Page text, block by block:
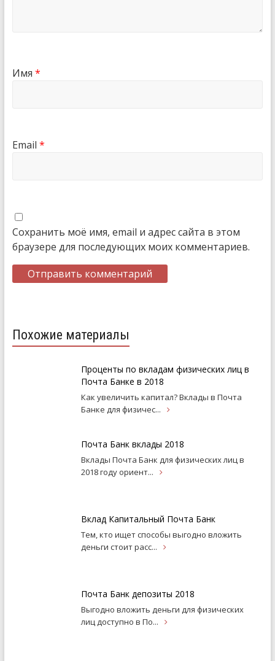
Имя *
Email *
Сохранить моё имя, email и адрес сайта в этом
браузере для последующих моих комментариев.
Похожие материалы
Проценты по вкладам физических лиц в
Почта Банке в 2018
Как увеличить капитал? Вклады в Почта
Банке для физичес...
Почта Банк вклады 2018
Вклады Почта Банк для физических лиц в
2018 году ориент...
Вклад Капитальный Почта Банк
Тем, кто ищет способы выгодно вложить
деньги стоитрасс...
Почта Банк депозиты 2018
Выгодно вложить деньги для физических
лиц доступно в По...